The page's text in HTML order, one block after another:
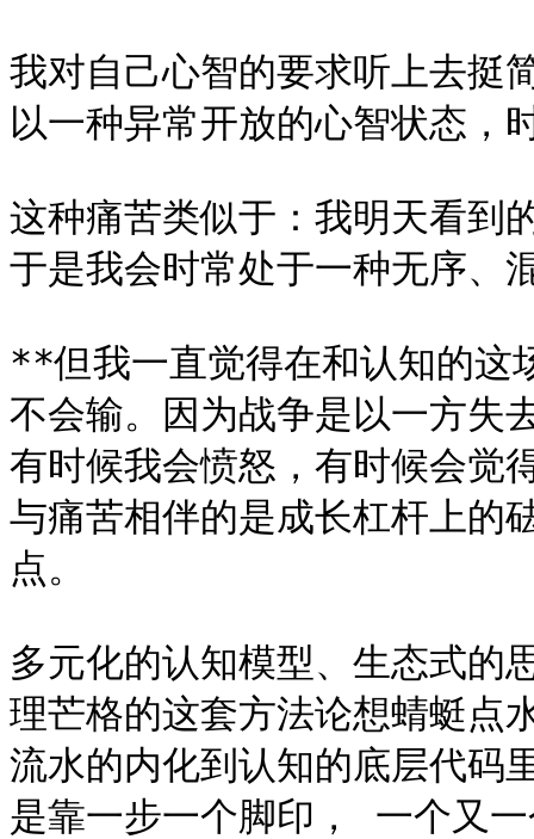
我对自己心智的要求听上去挺
以一种异常开放的心智状态，
这种痛苦类似于：我明天看到
于是我会时常处于一种无序、
**但我一直觉得在和认知的这
不会输。因为战争是以一方
有时候我会愤怒，有时候会觉
与痛苦相伴的是成长杠杆上
点。
多元化的认知模型、生态式的
理芒格的这套方法论想蜻蜓点
流水的内化到认知的底层代码
是靠一步一个脚印， 一个又